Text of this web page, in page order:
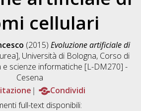
cellulari
(2015) Evoluzione artificiale di
Università di Bologna, Corso di
e scienze informatiche [L-DM270] -
Cesena
Condividi
full-text disponibili: